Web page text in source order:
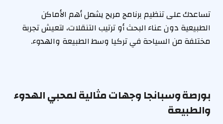
تساعدك على تنظيم برنامج مريح يشمل أهم الأماكن
الطبيعية دون عناء البحث أو ترتيب التنقلات، لتعيش تجربة
مختلفة من السياحة في تركيا وسط الطبيعة والهدوء.
بورصة وسبانجا وجهات مثالية لمحبي الهدوء
والطبيعة